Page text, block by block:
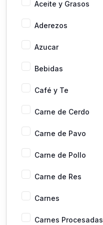
Aceite y Grasos
Aderezos
Azucar
Bebidas
Café y Te
Carne de Cerdo
Carne de Pavo
Carne de Pollo
Carne de Res
Carnes
Carnes Procesadas